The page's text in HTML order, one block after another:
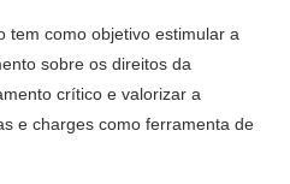
tem como objetivo estimular a
sobre os direitos da
crítico e valorizar a
e charges como ferramenta de